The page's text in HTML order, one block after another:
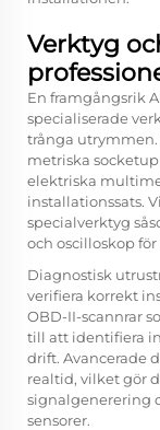
Verktyg
En framgångsrik
specialiserade
trånga
metriska
elektriska
installationssats.
specialverktyg
och oscilloskop
Diagnostisk
verifiera korrekt
OBD-II-scannrar
till att identifiera
drift. Avancerade
realtid, vilket gör
signalgenerering
sensorer.